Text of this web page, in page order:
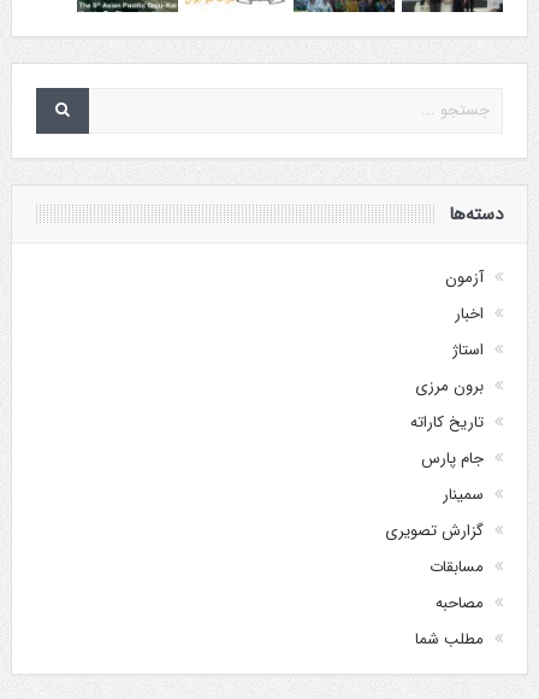
دسته‌ها
آزمون
اخبار
استاژ
برون مرزی
تاریخ کاراته
جام پارس
سمینار
گزارش تصویری
مسابقات
مصاحبه
مطلب شما